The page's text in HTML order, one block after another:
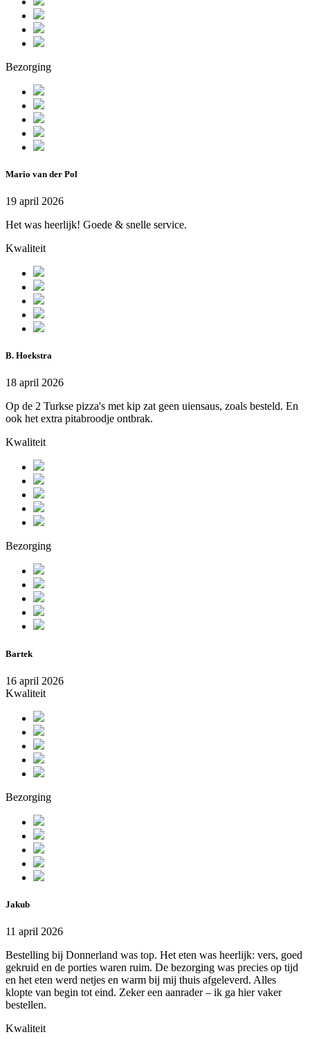
Bezorging
Mario van der Pol
19 april 2026
Het was heerlijk! Goede & snelle service.
Kwaliteit
B. Hoekstra
18 april 2026
Op de 2 Turkse pizza's met kip zat geen uiensaus, zoals besteld. En
ook het extra pitabroodje ontbrak.
Kwaliteit
Bezorging
Bartek
16 april 2026
Kwaliteit
Bezorging
Jakub
11 april 2026
Bestelling bij Donnerland was top. Het eten was heerlijk: vers, goed
gekruid en de porties waren ruim. De bezorging was precies op tijd
en het eten werd netjes en warm bij mij thuis afgeleverd. Alles
klopte van begin tot eind. Zeker een aanrader – ik ga hier vaker
bestellen.
Kwaliteit